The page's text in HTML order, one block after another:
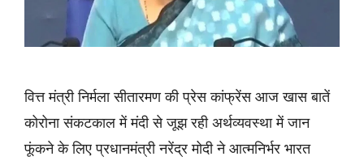
वित्त मंत्री निर्मला सीतारमण की प्रेस कांफ्रेंस आज खास बातें
कोरोना संकटकाल में मंदी से जूझ रही अर्थव्यवस्था में जान
फूंकने के लिए प्रधानमंत्री नरेंद्र मोदी ने आत्मनिर्भर भारत